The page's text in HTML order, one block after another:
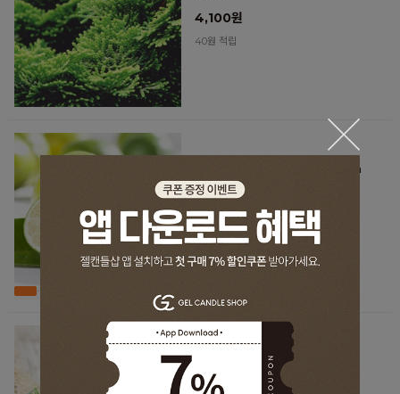
4,100원
40원 적립
[AW 에센셜 오일] A15 라임 (Lim
e)
4,300원
40원 적립
[AW 에센셜 오일] A08 펜넬 (F
ennel)